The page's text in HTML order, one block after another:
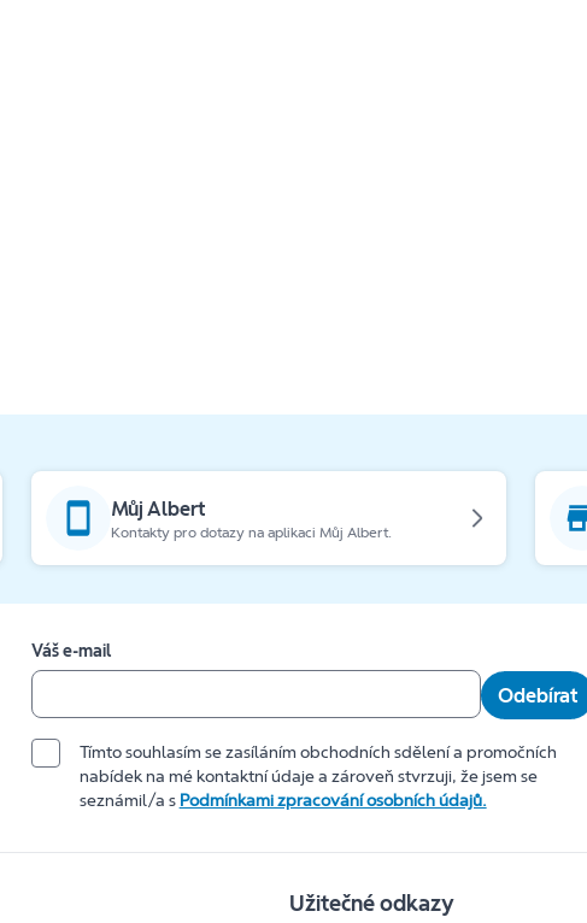
Můj Albert
Kontakty pro dotazy na aplikaci Můj Albert.
Váš e-mail
Odebírat
Tímto souhlasím se zasíláním obchodních sdělení a promočních
nabídek na mé kontaktní údaje a zároveň stvrzuji, že jsem se
seznámil/a s Podmínkami zpracování osobních údajů.
Užitečné odkazy